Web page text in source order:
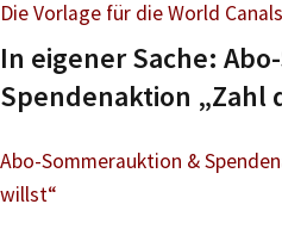
Die Vorlage für die World
In eigener Sache:
Spendenaktion „Zahl
Abo-Sommerauktion &
willst“